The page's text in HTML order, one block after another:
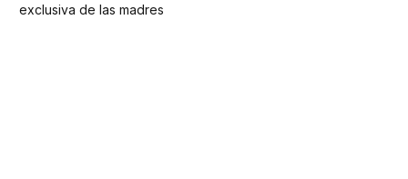
exclusiva de las madres